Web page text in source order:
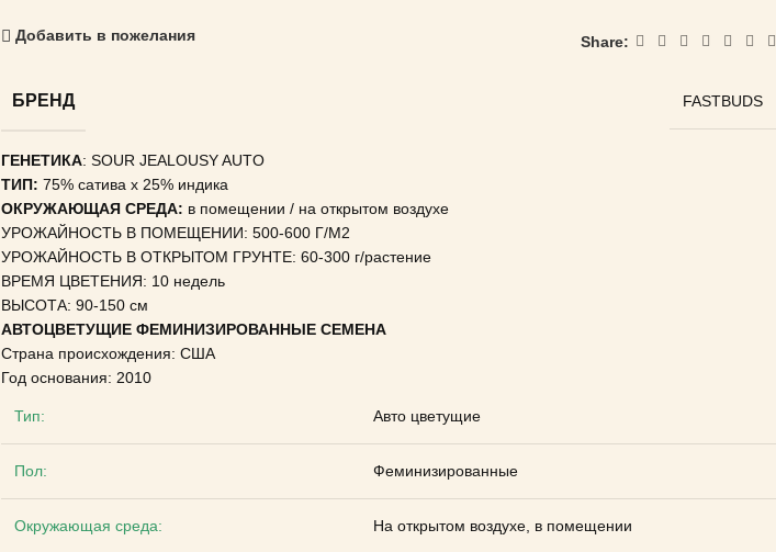
Добавить в пожелания Share:
БРЕНД FASTBUDS
ГЕНЕТИКА: SOUR JEALOUSY AUTO
ТИП: 75% сатива x 25% индика
ОКРУЖАЮЩАЯ СРЕДА: в помещении / на открытом воздухе
УРОЖАЙНОСТЬ В ПОМЕЩЕНИИ: 500-600 Г/М2
УРОЖАЙНОСТЬ В ОТКРЫТОМ ГРУНТЕ: 60-300 г/растение
ВРЕМЯ ЦВЕТЕНИЯ: 10 недель
ВЫСОТА: 90-150 см
АВТОЦВЕТУЩИЕ ФЕМИНИЗИРОВАННЫЕ СЕМЕНА
Страна происхождения: США
Год основания: 2010
Тип: Авто цветущие
Пол: Феминизированные
Окружающая среда: На открытом воздухе, в помещении